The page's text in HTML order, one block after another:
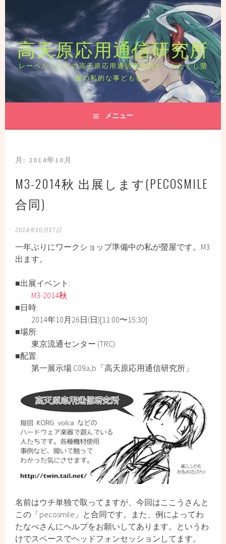
テ
ン
ツ
へ
ス
ッ
高天原応用通信研究所
レーベルとしての高天原応用通信研究所と、わたくし螢
屋の私的な事どもを。
メニュー
月: 2014年10月
M3-2014秋 出展します(PECOSMILE
合同)
2014年10月17日
一年ぶりにワークショップ準備中の私が螢屋です。M3
出ます。
■出展イベント:
M3-2014秋
■日時:
2014年10月26日(日)[11:00〜15:30]
■場所:
東京流通センター (TRC)
■配置:
第一展示場 C09a,b「高天原応用通信研究所」
名前はウチ単独で取ってますが、今回はここうさんと
この「pecosmile」と合同です。また、例によってわ
たなべさんにヘルプをお願いしてあります。というわ
けでスペースでヘッドフォンセッションしてます。